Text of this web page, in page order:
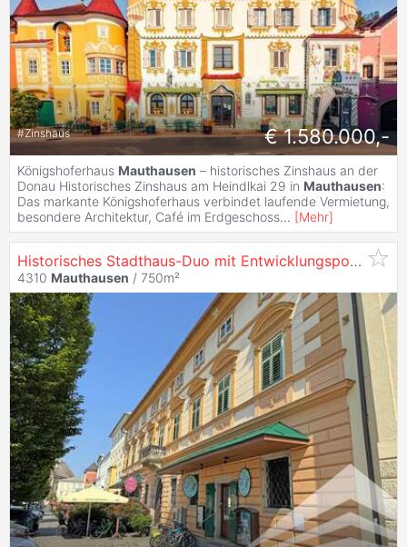
#Zinshaus € 1.580.000,-
Königshoferhaus Mauthausen – historisches Zinshaus an der
Donau Historisches Zinshaus am Heindlkai 29 in Mauthausen:
Das markante Königshoferhaus verbindet laufende Vermietung,
besondere Architektur, Café im Erdgeschoss... [Mehr]
Historisches Stadthaus-Duo mit Entwicklungspotenzial in
4310 Mauthausen / 750m²